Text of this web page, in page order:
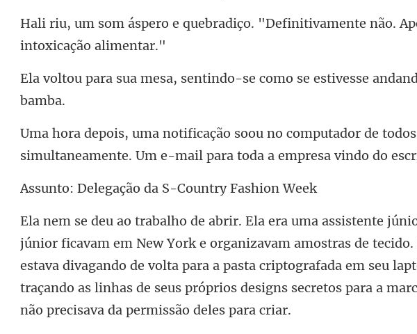
radiço. "Definitivamente não.
sentindo-se como se estive
utador de todos
simultaneamente. Um e-mail pa
ação da S-Coun
vam amostras de
estava divagando de volta para a pasta criptografada em seu
traç